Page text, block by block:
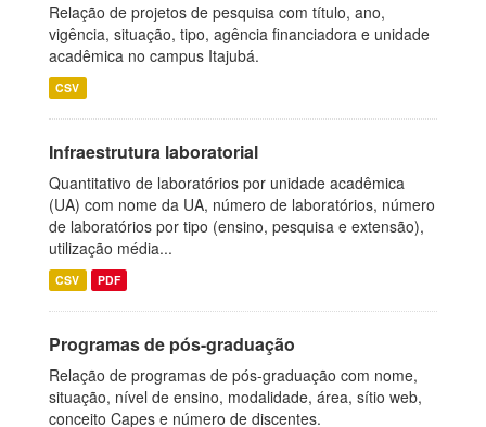
Relação de projetos de pesquisa com título, ano,
vigência, situação, tipo, agência financiadora e unidade
acadêmica no campus Itajubá.
CSV
Infraestrutura laboratorial
Quantitativo de laboratórios por unidade acadêmica
(UA) com nome da UA, número de laboratórios, número
de laboratórios por tipo (ensino, pesquisa e extensão),
utilização média...
CSV PDF
Programas de pós-graduação
Relação de programas de pós-graduação com nome,
situação, nível de ensino, modalidade, área, sítio web,
conceito Capes e número de discentes.